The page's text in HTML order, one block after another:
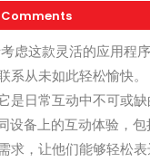
虑这款灵活的应用程
从未如此轻松愉快。
是日常互动中不可或
设备上的互动体验，
求，让他们能够轻松